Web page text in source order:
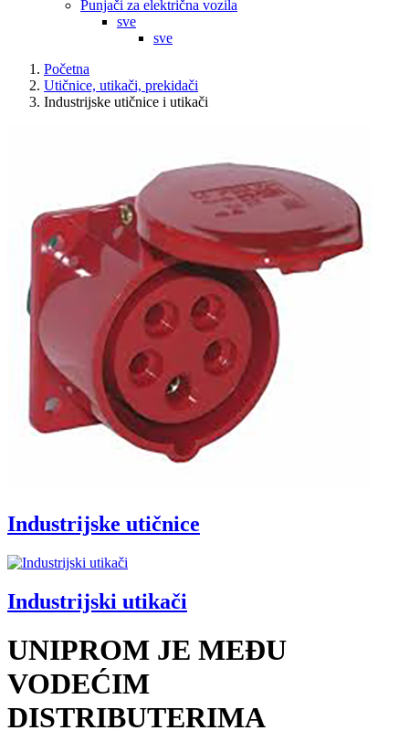
Punjači za električna vozila
sve
sve
Početna
Utičnice, utikači, prekidači
Industrijske utičnice i utikači
Industrijske utičnice
Industrijski utikači
UNIPROM JE MEĐU
VODEĆIM
DISTRIBUTERIMA